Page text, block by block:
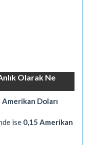
Olarak Ne
Amerikan Doları
ise 0,15 Amerikan